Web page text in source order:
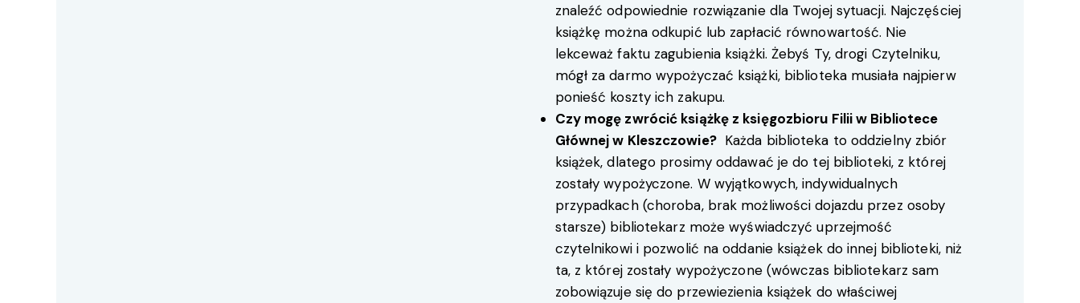
znaleźć odpowiednie rozwiązanie dla Twojej sytuacji. Najczęściej
książkę można odkupić lub zapłacić równowartość. Nie
lekceważ faktu zagubienia książki. Żebyś Ty, drogi Czytelniku,
mógł za darmo wypożyczać książki, biblioteka musiała najpierw
ponieść koszty ich zakupu.
Czy mogę zwrócić książkę z księgozbioru Filii w Bibliotece
Głównej w Kleszczowie?Każda biblioteka to oddzielny zbiór
książek, dlatego prosimy oddawać je do tej biblioteki, z której
zostały wypożyczone. W wyjątkowych, indywidualnych
przypadkach (choroba, brak możliwości dojazdu przez osoby
starsze) bibliotekarz może wyświadczyć uprzejmość
czytelnikowi i pozwolić na oddanie książek do innej biblioteki, niż
ta, z której zostały wypożyczone (wówczas bibliotekarz sam
zobowiązuje się do przewiezienia książek do właściwej